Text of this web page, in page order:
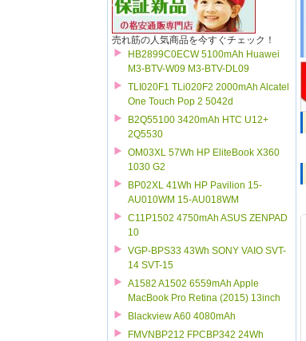
売れ筋の人気商品を今すぐチェック！
HB2899C0ECW 5100mAh Huawei
M3-BTV-W09 M3-BTV-DL09
TLI020F1 TLi020F2 2000mAh Alcatel
One Touch Pop 2 5042d
B2Q55100 3420mAh HTC U12+
2Q5530
OM03XL 57Wh HP EliteBook X360
1030 G2
BP02XL 41Wh HP Pavilion 15-
AU010WM 15-AU018WM
C11P1502 4750mAh ASUS ZENPAD
10
VGP-BPS33 43Wh SONY VAIO SVT-
14 SVT-15
A1582 A1502 6559mAh Apple
MacBook Pro Retina (2015) 13inch
Blackview A60 4080mAh
FMVNBP212 FPCBP342 24Wh